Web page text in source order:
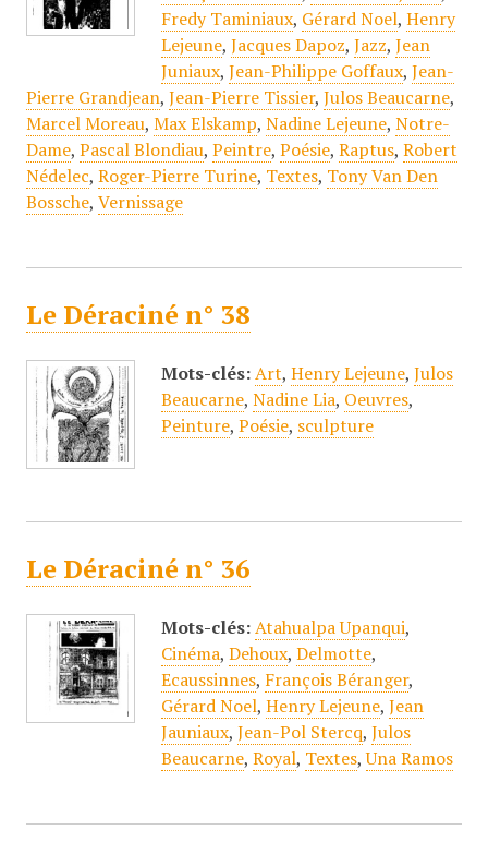
Fredy Taminiaux, Gérard Noel, Henry
Lejeune, Jacques Dapoz, Jazz, Jean
Juniaux, Jean-Philippe Goffaux, Jean-
Pierre Grandjean, Jean-Pierre Tissier, Julos Beaucarne,
Marcel Moreau, Max Elskamp, Nadine Lejeune, Notre-
Dame, Pascal Blondiau, Peintre, Poésie, Raptus, Robert
Nédelec, Roger-Pierre Turine, Textes, Tony Van Den
Bossche, Vernissage
Le Déraciné n° 38
Mots-clés: Art, Henry Lejeune, Julos
Beaucarne, Nadine Lia, Oeuvres,
Peinture, Poésie, sculpture
Le Déraciné n° 36
Mots-clés: Atahualpa Upanqui,
Cinéma, Dehoux, Delmotte,
Ecaussinnes, François Béranger,
Gérard Noel, Henry Lejeune, Jean
Jauniaux, Jean-Pol Stercq, Julos
Beaucarne, Royal, Textes,Una Ramos